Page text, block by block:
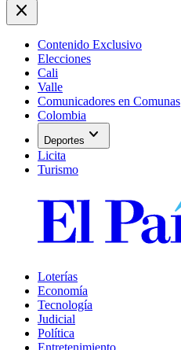
close
Contenido Exclusivo
Elecciones
Cali
Valle
Comunicadores en Comunas
Colombia
Deportes expand_more
Licita
Turismo
Loterías
Economía
Tecnología
Judicial
Política